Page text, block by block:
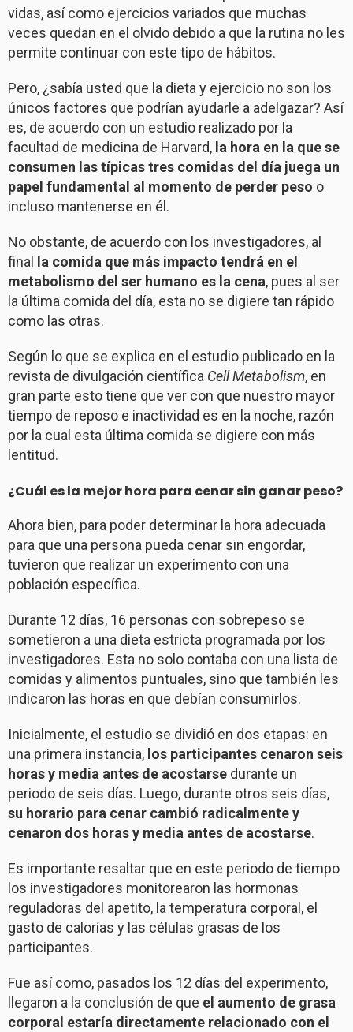
vidas, así como ejercicios variados que muchas
veces quedan en el olvido debido a que la rutina no les
permite continuar con este tipo de hábitos.
Pero, ¿sabía usted que la dieta y ejercicio no son los
únicos factores que podrían ayudarle a adelgazar? Así
es, de acuerdo con un estudio realizado por la
facultad de medicina de Harvard, la hora en la que se
consumen las típicas tres comidas del día juega un
papel fundamental al momento de perder peso o
incluso mantenerse en él.
No obstante, de acuerdo con los investigadores, al
final la comida que más impacto tendrá en el
metabolismo del ser humano es la cena, pues al ser
la última comida del día, esta no se digiere tan rápido
como las otras.
Según lo que se explica en el estudio publicado en la
revista de divulgación científica Cell Metabolism, en
gran parte esto tiene que ver con que nuestro mayor
tiempo de reposo e inactividad es en la noche, razón
por la cual esta última comida se digiere con más
lentitud.
¿Cuál es la mejor hora para cenar sin ganar peso?
Ahora bien, para poder determinar la hora adecuada
para que una persona pueda cenar sin engordar,
tuvieron que realizar un experimento con una
población específica.
Durante 12 días, 16 personas con sobrepeso se
sometieron a una dieta estricta programada por los
investigadores. Esta no solo contaba con una lista de
comidas y alimentos puntuales, sino que también les
indicaron las horas en que debían consumirlos.
Inicialmente, el estudio se dividió en dos etapas: en
una primera instancia, los participantes cenaron seis
horas y media antes de acostarse durante un
periodo de seis días. Luego, durante otros seis días,
su horario para cenar cambió radicalmente y
cenaron dos horas y media antes de acostarse.
Es importante resaltar que en este periodo de tiempo
los investigadores monitorearon las hormonas
reguladoras del apetito, la temperatura corporal, el
gasto de calorías y las células grasas de los
participantes.
Fue así como, pasados los 12 días del experimento,
llegaron a la conclusión de que el aumento de grasa
corporal estaría directamente relacionado con el